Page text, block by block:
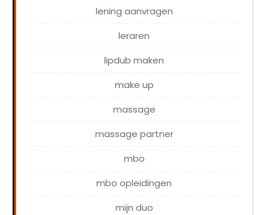
lening aanvragen
leraren
lipdub maken
make up
massage
massage partner
mbo
mbo opleidingen
mijn duo